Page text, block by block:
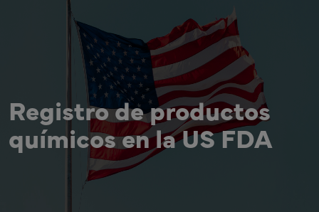
Registro de productos
químicos en la US FDA